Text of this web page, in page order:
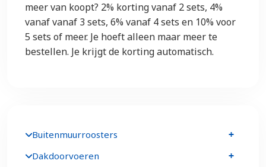
meer van koopt? 2% korting vanaf 2 sets, 4%
vanaf vanaf 3 sets, 6% vanaf 4 sets en 10% voor
5 sets of meer. Je hoeft alleen maar meer te
bestellen. Je krijgt de korting automatisch.
Buitenmuurroosters
Dakdoorvoeren